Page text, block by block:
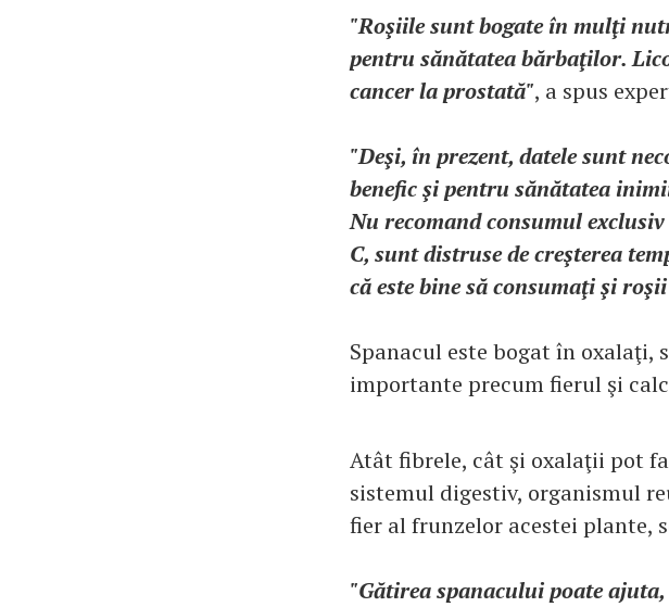
"Roşiile sunt bogate în mulţi
pentru sănătatea bărbaţilor.
cancer la prostată", a spus
"Deşi, în prezent, datele sunt
benefic şi pentru sănătatea
Nu recomand consumul
C, sunt distruse de creşterea
că este bine să consumaţi şi
Spanacul este bogat în oxalaţi,
importante precum fierul şi
Atât fibrele, cât şi oxalaţii pot
sistemul digestiv, organismul
fier al frunzelor acestei plante,
"Gătirea spanacului poate